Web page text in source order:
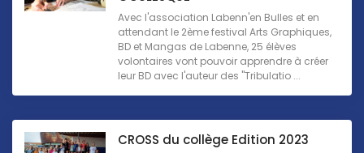
Avec l'association Labenn'en Bulles et en
attendant le 2ème festival Arts Graphiques,
BD et Mangas de Labenne, 25 élèves
volontaires vont pouvoir apprendre à créer
leur BD avec l'auteur des "Tribulatio ...
CROSS du collège Edition 2023